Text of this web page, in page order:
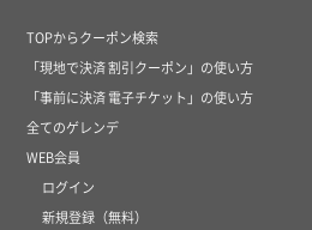
TOPからクーポン検索
「現地で決済 割引クーポン」の使い方
「事前に決済 電子チケット」の使い方
全てのゲレンデ
WEB会員
ログイン
新規登録（無料）